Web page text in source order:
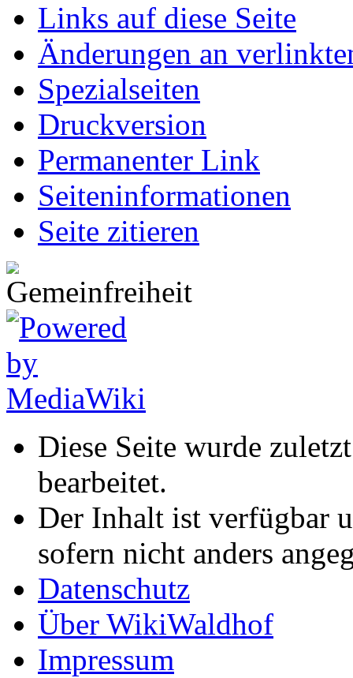
Links auf diese Seite
Änderungen an
Spezialseiten
Druckversion
Permanenter Link
Seiten­informationen
Seite zitieren
Diese Seite wurde
bearbeitet.
Der Inhalt ist verfügbar
sofern nicht anders
Datenschutz
Über WikiWaldhof
Impressum